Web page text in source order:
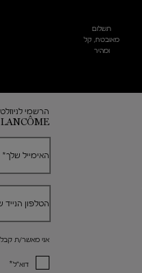
תשלום
מאובטח, קל
ומהיר
הרשמי
LANCÔME
האימייל שלך*
הטלפון הנייד
אני מאשר/ת
דוא"ל*